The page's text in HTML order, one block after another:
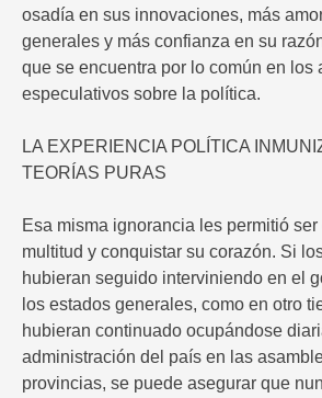
osadía en sus innovaciones, más
generales y más confianza en su
que se encuentra por lo común en los
especulativos sobre la política.
LA EXPERIENCIA POLÍTICA
TEORÍAS PURAS
Esa misma ignorancia les permitió
multitud y conquistar su corazón. Si
hubieran seguido interviniendo en el
los estados generales, como en otro
hubieran continuado ocupándose
administración del país en las
provincias, se puede asegurar que